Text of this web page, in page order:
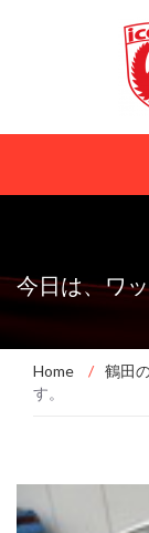
今日は、ワ
Home / 鶴田
す。